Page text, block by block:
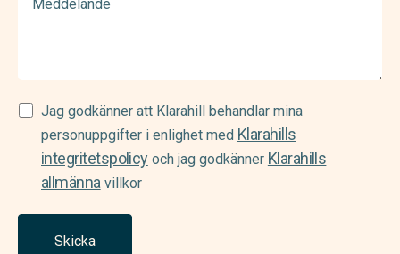
Samtycke
(Required)
Jag godkänner att Klarahill behandlar mina
personuppgifter i enlighet med Klarahills
integritetspolicyoch jag godkänner Klarahills
allmännavillkor
Skicka